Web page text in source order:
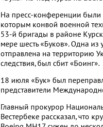
На пресс-конференции были
которым конвой военной
53-й бригады в районе
мере шесть «Буков». Одна
отправлена на территорию
следствия, был сбит «Боинг».
18 июля «Бук» был
представители
Главный прокурор
Вестербеке рассказал, что